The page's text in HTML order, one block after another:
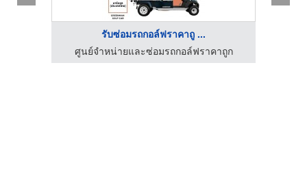
รับซ่อมรถกอล์ฟราคาถู ...
ศูนย์จำหน่ายและซ่อมรถกอล์ฟราคาถูก